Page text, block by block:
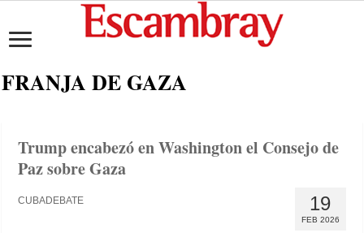
FRANJA DE GAZA
Trump encabezó en Washington el Consejo de
Paz sobre Gaza
19
FEB 2026
CUBADEBATE